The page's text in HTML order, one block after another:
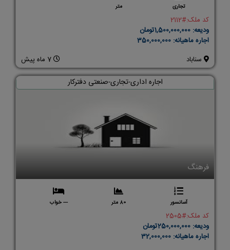
تجاری متر
کد ملک:#2112
ودیعه:
اجاره ماهیانه:
7 ماه پیش
سناباد
فرهنگ
اجاره اداری-تجاری-صنعتی دفترکار
آسانسور 80 متر --- خواب
کد ملک:#2505
ودیعه:
اجاره ماهیانه: